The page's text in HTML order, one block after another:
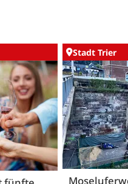
Stadt Trier